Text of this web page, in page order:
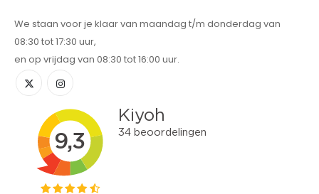
We staan voor je klaar van maandag t/m donderdag van
08:30 tot 17:30 uur,
en op vrijdag van 08:30 tot 16:00 uur.